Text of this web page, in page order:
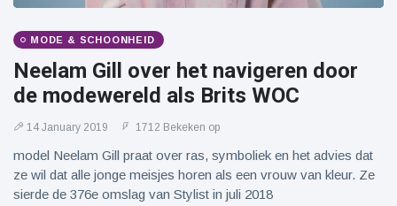
MODE & SCHOONHEID
Neelam Gill over het navigeren door
de modewereld als Brits WOC
14 January 2019 1712 Bekeken op
model Neelam Gill praat over ras, symboliek en het advies dat
ze wil dat alle jonge meisjes horen als een vrouw van kleur. Ze
sierde de 376e omslag van Stylist in juli 2018